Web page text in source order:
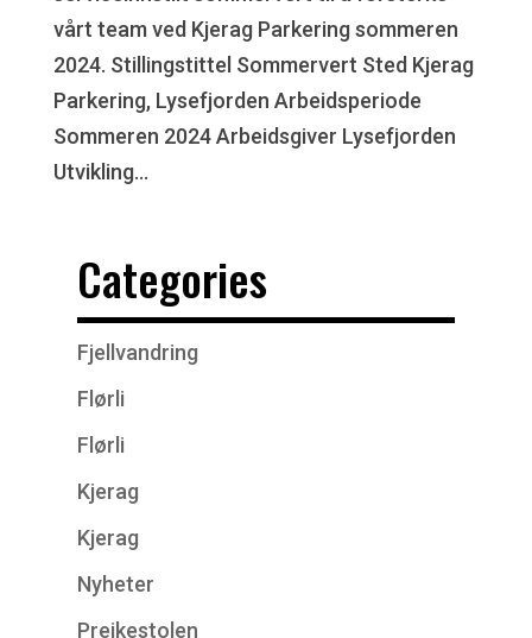
vårt team ved Kjerag Parkering sommeren
2024. Stillingstittel Sommervert Sted Kjerag
Parkering, Lysefjorden Arbeidsperiode
Sommeren 2024 Arbeidsgiver Lysefjorden
Utvikling...
Categories
Fjellvandring
Flørli
Flørli
Kjerag
Kjerag
Nyheter
Preikestolen